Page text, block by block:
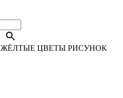
ЖЁЛТЫЕ ЦВЕТЫ РИСУНОК